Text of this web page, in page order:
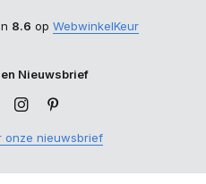
8.6 op WebwinkelKeur
Nieuwsbrief
onze nieuwsbrief